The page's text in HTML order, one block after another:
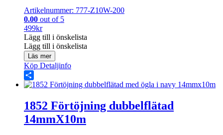
Artikelnummer: 777-Z10W-200
0.00 out of 5
499kr
Lägg till i önskelista
Lägg till i önskelista
Läs mer
Köp Detaljinfo
Share
1852 Förtöjning dubbelflätad
14mmX10m